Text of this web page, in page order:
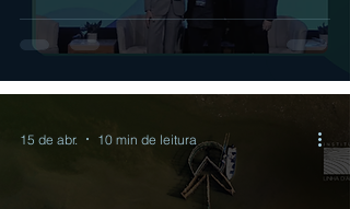
15 de abr. 10 min de leitura